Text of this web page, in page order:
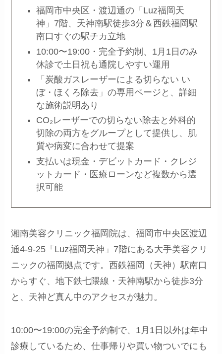
福岡市中央区・渡辺通の「Luz福岡天
神」7階、天神南駅徒歩3分＆西鉄福岡駅
南口すぐの駅チカ立地
10:00〜19:00・完全予約制、1月1日のみ
休診で土日祝も通院しやすい運用
「炭酸ガスレーザーによる切らない い
ぼ・ほくろ除去」の専用ページと、詳細
な施術説明あり
CO₂レーザーでの切らない除去と外科的
切除の両方をグループとして提供し、肌
質や病変に合わせて提案
支払いは現金・デビットカード・クレジ
ットカード・医療ローンなど複数から選
択可能
湘南美容クリニック福岡院は、福岡市中央区渡辺
通4-9-25「Luz福岡天神」7階にある大手美容クリ
ニックの福岡拠点です。西鉄福岡（天神）駅南口
からすぐ、地下鉄七隈線・天神南駅から徒歩3分
と、天神ど真ん中のアクセスが魅力。
10:00〜19:00の完全予約制で、1月1日以外は年中
診療しているため、仕事帰りや買い物ついでにも